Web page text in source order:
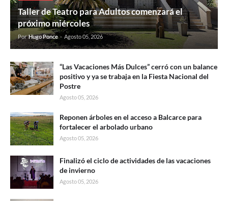
Taller de Teatro para Adultos comenzará el
próximo miércoles
Por Hugo Ponce - Agosto 05, 2026
“Las Vacaciones Más Dulces” cerró con un balance
positivo y ya se trabaja en la Fiesta Nacional del
Postre
Agosto 05, 2026
Reponen árboles en el acceso a Balcarce para
fortalecer el arbolado urbano
Agosto 05, 2026
Finalizó el ciclo de actividades de las vacaciones
de invierno
Agosto 05, 2026